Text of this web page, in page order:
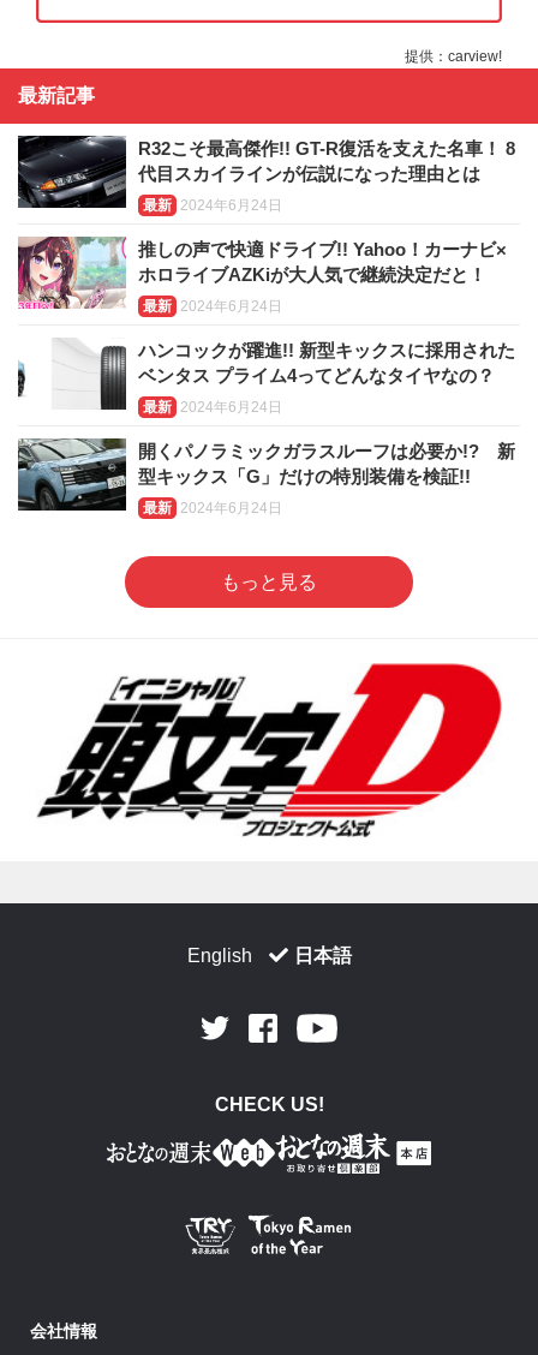
提供：carview!
最新記事
R32こそ最高傑作!! GT-R復活を支えた名車！ 8
代目スカイラインが伝説になった理由とは
最新 2024年6月24日
推しの声で快適ドライブ!! Yahoo！カーナビ×
ホロライブAZKiが大人気で継続決定だと！
最新 2024年6月24日
ハンコックが躍進!! 新型キックスに採用された
ベンタス プライム4ってどんなタイヤなの？
最新 2024年6月24日
開くパノラミックガラスルーフは必要か!? 新
型キックス「G」だけの特別装備を検証!!
最新 2024年6月24日
もっと見る
English 日本語
Twitter Facebook
CHECK US!
会社情報